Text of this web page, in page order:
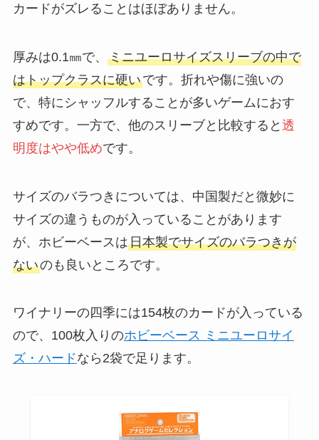
カードがズレることはほぼありません。
厚みは0.1㎜で、 ミニユーロサイズスリーブの中で
はトップクラスに硬いです。折れや傷に強いの
で、特にシャッフルすることが多いゲームにおす
すめです。一方で、他のスリーブと比較すると 透
明度はやや低めです。
サイズのバラつきについては、中国製だと微妙に
サイズの違うものが入っていることがあります
が、ホビーベースは日本製でサイズのバラつきが
ないのも良いところです。
ワイナリーの四季には154枚のカードが入っている
ので、100枚入りのホビーベース ミニユーロサイ
ズ・ハードなら2袋で足ります。